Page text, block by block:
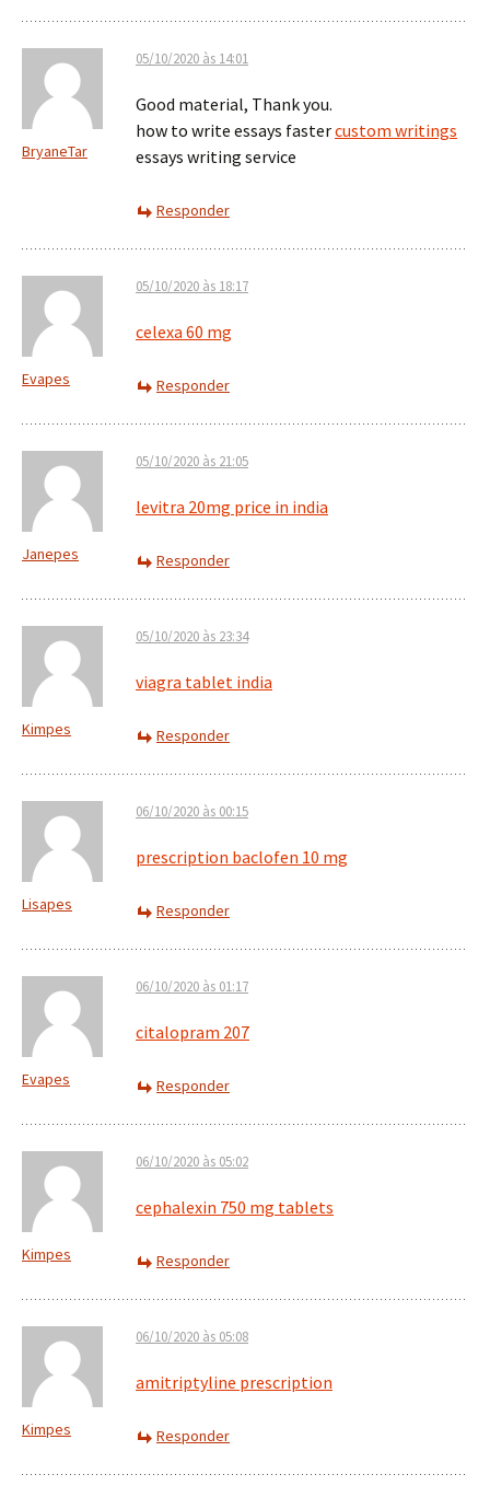
BryaneTar
05/10/2020 às 14:01
Good material, Thank you.
how to write essays fastercustom writings
essays writing service
Responder
Evapes
05/10/2020 às 18:17
celexa 60 mg
Responder
Janepes
05/10/2020 às 21:05
levitra 20mg price in india
Responder
Kimpes
05/10/2020 às 23:34
viagra tablet india
Responder
Lisapes
06/10/2020 às 00:15
prescription baclofen 10 mg
Responder
Evapes
06/10/2020 às 01:17
citalopram 207
Responder
Kimpes
06/10/2020 às 05:02
cephalexin 750 mg tablets
Responder
Kimpes
06/10/2020 às 05:08
amitriptyline prescription
Responder